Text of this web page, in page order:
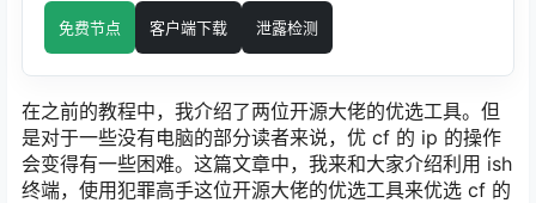
免费节点 客户端下载 泄露检测
在之前的教程中，我介绍了两位开源大佬的优选工具。但
是对于一些没有电脑的部分读者来说，优 cf 的 ip 的操作
会变得有一些困难。这篇文章中，我来和大家介绍利用 ish
终端，使用犯罪高手这位开源大佬的优选工具来优选 cf 的